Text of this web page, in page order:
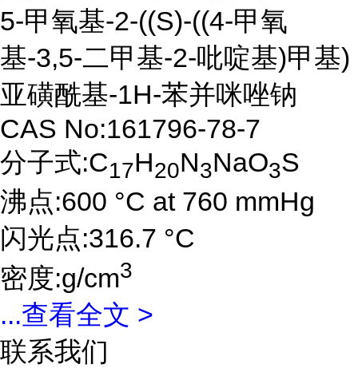
5-甲氧基-2-((S)-((4-甲氧
基-3,5-二甲基-2-吡啶基)甲基)
亚磺酰基-1H-苯并咪唑钠
CAS No:161796-78-7
分子式:C17H20N3NaO3S
沸点:600 °C at 760 mmHg
闪光点:316.7 °C
密度:g/cm3
...查看全文 >
联系我们